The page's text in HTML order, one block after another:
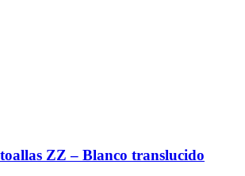
ZZ – Blanco translucido